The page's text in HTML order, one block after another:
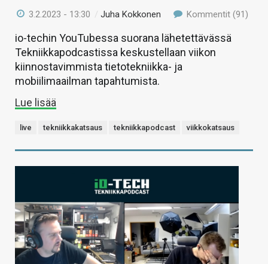
3.2.2023 - 13:30 /Juha Kokkonen Kommentit (91)
io-techin YouTubessa suorana lähetettävässä
Tekniikkapodcastissa keskustellaan viikon
kiinnostavimmista tietotekniikka- ja
mobiilimaailman tapahtumista.
Lue lisää
live tekniikkakatsaus tekniikkapodcast viikkokatsaus